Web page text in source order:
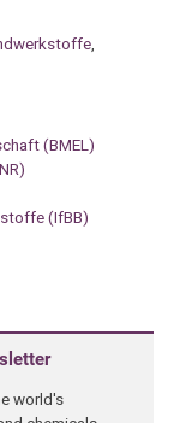
(BMEL)
(IfBB)
world's